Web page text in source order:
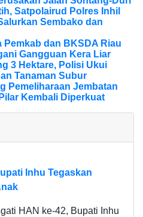
Satpolairud Polres Inhil
Sembako dan
Pemkab dan BKSDA Riau
Gangguan Kera Liar
3 Hektare, Polisi Ukui
Tanaman Subur
Pemeliharaan Jembatan
Kembali Diperkuat
Inhu Tegaskan
HAN ke-42, Bupati Inhu